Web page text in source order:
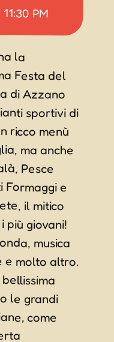
11:30 PM
la
del
di
e
altro.
di
e